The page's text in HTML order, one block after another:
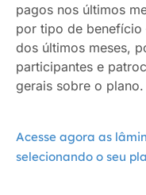
pagos nos últimos
por tipo de benefício
dos últimos meses,
participantes e
gerais sobre o plano.
Acesse agora as
selecionando o seu